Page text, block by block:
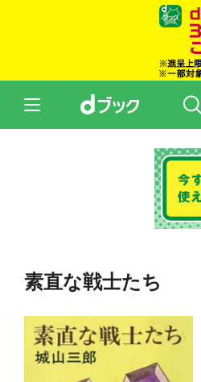
素直な戦士たち